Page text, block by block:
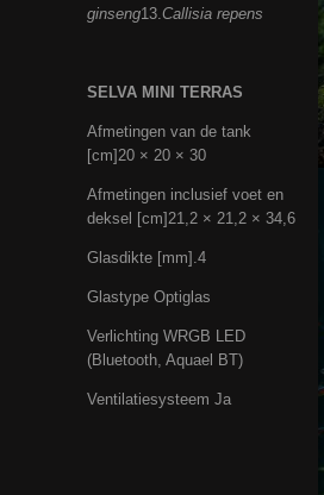
ginseng13. Callisia repens
SELVA MINI TERRAS
Afmetingen van de tank
[cm]20 × 20 × 30
Afmetingen inclusief voet en
deksel [cm]21,2 × 21,2 × 34,6
Glasdikte [mm].4
Glastype Optiglas
Verlichting WRGB LED
(Bluetooth, Aquael BT)
Ventilatiesysteem Ja